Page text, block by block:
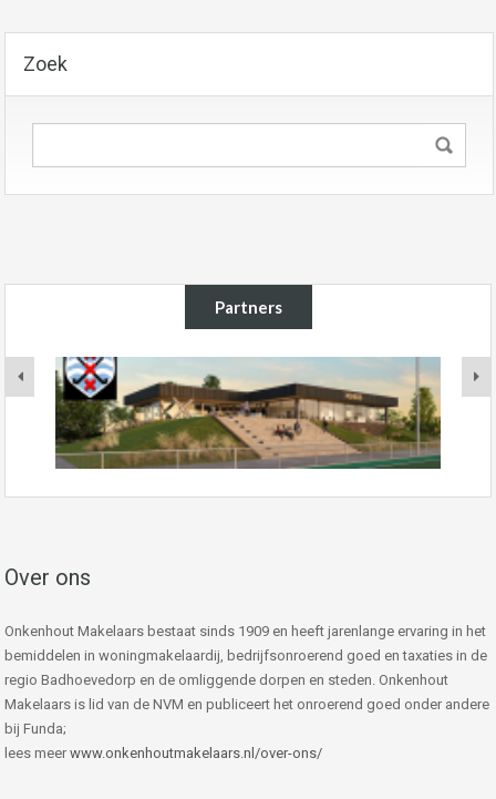
Zoek
Partners
Over ons
Onkenhout Makelaars bestaat sinds 1909 en heeft jarenlange ervaring in het
bemiddelen in woningmakelaardij, bedrijfsonroerend goed en taxaties in de
regio Badhoevedorp en de omliggende dorpen en steden. Onkenhout
Makelaars is lid van de NVM en publiceert het onroerend goed onder andere
bij Funda;
lees meer www.onkenhoutmakelaars.nl/over-ons/